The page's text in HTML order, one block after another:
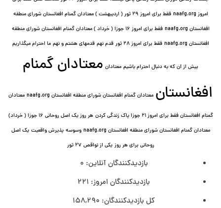
امروز naafg.org
فقط برای امروز ٢٩ ثور ( اردیبهشت ) معتادان گمنام افغانستان شورای منطقه
افغانستان naafg.org
فقط برای امروز ۱۶ جوزا ( خرداد ) معتادان گمنام افغانستان شورای منطقه
افغانستان naafg.org
فقط برای امروز ۲۸ ثور قدم نهم قدمهای هشتم و نهم ما احترام میگذاریم
بیش از آن که به دنبال احترام باشیم معتادان معتادان گمنام
افغانستان معتادان گمنام افغانستان شورای منطقه افغانستان naafg.org معتادان
گمنام افغانستان فقط برای امروز ۲۱ جوزا پاک زندگی کردن
هر روز یک اصل روحانی ۱۶ جوزا ( خرداد)
معتادان گمنام افغانستان شورای منطقه افغانستان naafg.org
وسوسه پذيرش واقعیت یک اصل
روحانی برای هر روز یکی از نواقص ۲۷ ثور
بازدیدکنندگان آنلاین: 0
بازدیدکنندگان امروز: 221
کل بازدیدکنند‌گان: 158,290